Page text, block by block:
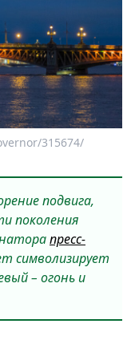
315674/
подвига,
поколения
пресс-
символизирует
– огонь и